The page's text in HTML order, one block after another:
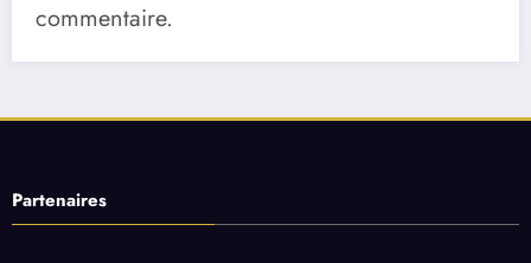
commentaire.
Partenaires